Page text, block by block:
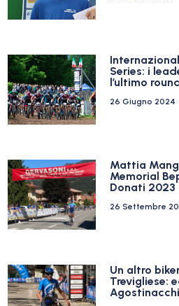
Series: i
l’ultimo
26 Giugno 2024
Mattia
Memorial
Donati 2023
26 Settembre
Un altro
Trevigliese: